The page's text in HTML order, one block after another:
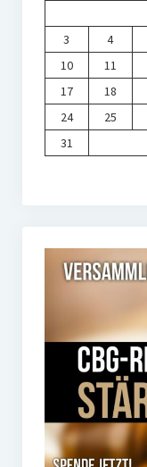
3
4
10
11
17
18
24
25
31